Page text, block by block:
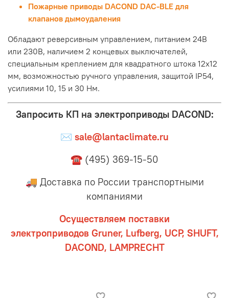
Пожарные приводы DACOND DAC-BLE для
клапанов дымоудаления
Обладают реверсивным управлением, питанием 24В
или 230В, наличием 2 концевых выключателей,
специальным креплением для квадратного штока 12х12
мм, возможностью ручного управления, защитой IP54,
усилиями 10, 15 и 30 Нм.
Запросить КП на электроприводы DACOND:
✉ sale@lantaclimate.ru
☎ (495) 369-15-50
🚚 Доставка по России транспортными
компаниями
Осуществляем поставки
электроприводов Gruner, Lufberg, UCP, SHUFT,
DACOND, LAMPRECHT